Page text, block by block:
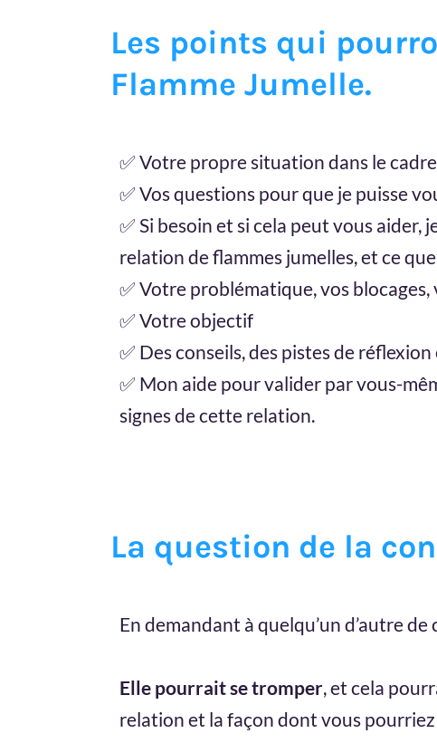
Les points qui
Flamme Jumelle.
✅ Votre propre situation dans le
✅ Vos questions pour que je puisse
✅ Si besoin et si cela peut vous
relation de flammes jumelles, et ce
✅ Votre problématique, vos
✅ Votre objectif
✅ Des conseils, des pistes de
✅ Mon aide pour valider par vous-
signes de cette relation.
La question de la
En demandant à quelqu’un d’autre
Elle pourrait se tromper, et cela
relation et la façon dont vous